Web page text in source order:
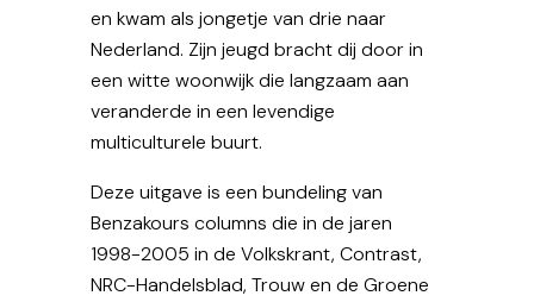
en kwam als jongetje van drie naar
Nederland. Zijn jeugd bracht dij door in
een witte woonwijk die langzaam aan
veranderde in een levendige
multiculturele buurt.
Deze uitgave is een bundeling van
Benzakours columns die in de jaren
1998-2005 in de Volkskrant, Contrast,
NRC-Handelsblad, Trouw en de Groene